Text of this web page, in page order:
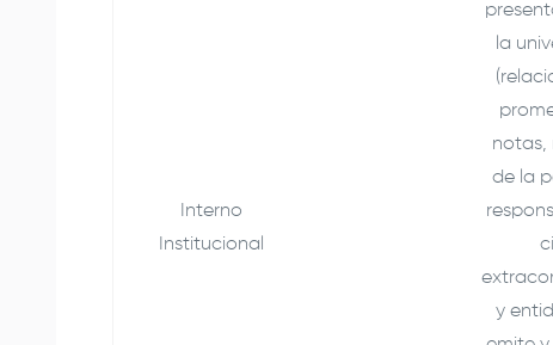
Interno
Institucional
la
notas,
de la
y